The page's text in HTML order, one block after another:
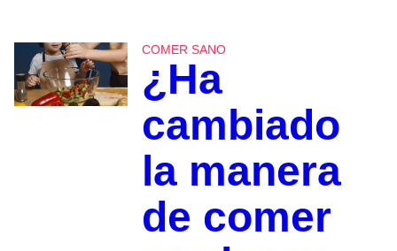
COMER SANO
¿Ha
cambiado
la manera
de comer